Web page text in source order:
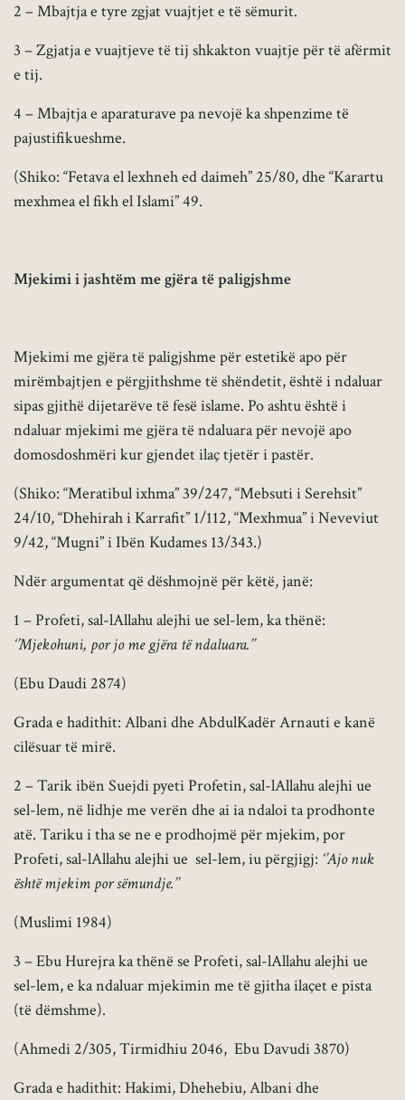
2 – Mbajtja e tyre zgjat vuajtjet e të sëmurit.
3 – Zgjatja e vuajtjeve të tij shkakton vuajtje për të afërmit
e tij.
4 – Mbajtja e aparaturave pa nevojë ka shpenzime të
pajustifikueshme.
(Shiko: “Fetava el lexhneh ed daimeh” 25/80, dhe “Karartu
mexhmea el fikh el Islami” 49.
Mjekimi i jashtëm me gjëra të paligjshme
Mjekimi me gjëra të paligjshme për estetikë apo për
mirëmbajtjen e përgjithshme të shëndetit, është i ndaluar
sipas gjithë dijetarëve të fesë islame. Po ashtu është i
ndaluar mjekimi me gjëra të ndaluara për nevojë apo
domosdoshmëri kur gjendet ilaç tjetër i pastër.
(Shiko: “Meratibul ixhma” 39/247, “Mebsuti i Serehsit”
24/10, “Dhehirah i Karrafit” 1/112, “Mexhmua” i Neveviut
9/42, “Mugni” i Ibën Kudames 13/343.)
Ndër argumentat që dëshmojnë për këtë, janë:
1 – Profeti, sal-lAllahu alejhi ue sel-lem, ka thënë:
‘’Mjekohuni, por jo me gjëra të ndaluara.’’
(Ebu Daudi 2874)
Grada e hadithit: Albani dhe AbdulKadër Arnauti e kanë
cilësuar të mirë.
2 – Tarik ibën Suejdi pyeti Profetin, sal-lAllahu alejhi ue
sel-lem, në lidhje me verën dhe ai ia ndaloi ta prodhonte
atë. Tariku i tha se ne e prodhojmë për mjekim, por
Profeti, sal-lAllahu alejhi ue sel-lem, iu përgjigj: ‘’Ajo nuk
është mjekim por sëmundje.’’
(Muslimi 1984)
3 – Ebu Hurejra ka thënë se Profeti, sal-lAllahu alejhi ue
sel-lem, e ka ndaluar mjekimin me të gjitha ilaçet e pista
(të dëmshme).
(Ahmedi 2/305, Tirmidhiu 2046, Ebu Davudi 3870)
Grada e hadithit: Hakimi, Dhehebiu, Albani dhe